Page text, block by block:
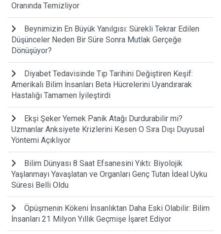
Oranında Temizliyor
Beynimizin En Büyük Yanılgısı: Sürekli Tekrar Edilen
Düşünceler Neden Bir Süre Sonra Mutlak Gerçeğe
Dönüşüyor?
Diyabet Tedavisinde Tıp Tarihini Değiştiren Keşif:
Amerikalı Bilim İnsanları Beta Hücrelerini Uyandırarak
Hastalığı Tamamen İyileştirdi
Ekşi Şeker Yemek Panik Atağı Durdurabilir mi?
Uzmanlar Anksiyete Krizlerini Kesen O Sıra Dışı Duyusal
Yöntemi Açıklıyor
Bilim Dünyası 8 Saat Efsanesini Yıktı: Biyolojik
Yaşlanmayı Yavaşlatan ve Organları Genç Tutan İdeal Uyku
Süresi Belli Oldu
Öpüşmenin Kökeni İnsanlıktan Daha Eski Olabilir: Bilim
İnsanları 21 Milyon Yıllık Geçmişe İşaret Ediyor